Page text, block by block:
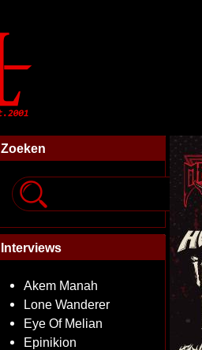
Zoeken
Interviews
Akem Manah
Lone Wanderer
Eye Of Melian
Epinikion